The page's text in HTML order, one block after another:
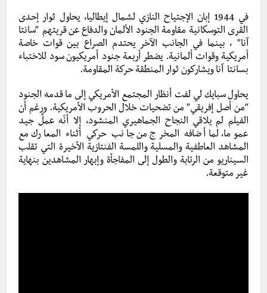
في 1944 إبان الإجتياح النازي لشمال إيطاليا، يحاول ثوار إحدى
القرى التوسكانية مقاومة الجنود الألمان والدفاع عن قريتهم “سانتا
آنا” ، بينما في الجانب الآخر يحتدم الصراع بين قوات خاصة
أمريكية وقوات ألمانية. يضطر أربعة جنود أمريكيون سود للاختباء
بسانتا آنا ويشاركون ثوار المنطقة حركة المقاومة.
يحاول سبايك لي لفت أنظار المجتمع الأمريكي إلى ما قدمه الجنود
“من أصل إفريقي” من تضحيات خلال الحروب الأمريكية. ورغم أن
الفيلم لم يلاقي النجاح الجماهيري المنشود، إلا أنّه عملٌ جيد
عموما، لما أضافه المخرج من جانب حركي أثناء المعارك مع
المشاهد العاطفية والمسلية واللمسة الفنتازية الأخيرة التي تقلب
السيناريو من الرتابة والطول إلى المفاجأة وإبهار المشاهدين بنهاية
غير متوقعة.